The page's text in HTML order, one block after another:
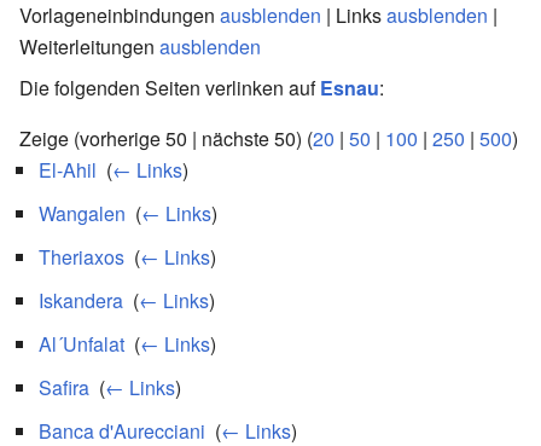
Vorlageneinbindungen ausblenden | Linksausblenden |
Weiterleitungen ausblenden
Die folgenden Seiten verlinken aufEsnau:
Zeige (vorherige 50 | nächste 50) (20 | 50 | 100 | 250 | 500)
El-Ahil (← Links)
Wangalen (← Links)
Theriaxos (← Links)
Iskandera (← Links)
Al´Unfalat (← Links)
Safira (← Links)
Banca d'Aurecciani (← Links)